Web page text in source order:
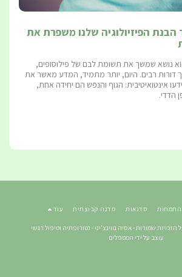
הבנת הפיזיולוגיה שלנו משפרת את
נושא שמשך את תשומת לבם של פילוסופים,
דורות רבים. היום, יותר מתמיד, המדע מאשר את
אינטואיטיבית: הגוף והנפש הם יחידה אחת,
הדדי.
התמחות סדנאות סדנה קבוצתית עוד
אסיה גווינצ'יני - נטורופתיה וטיפול רגשי
עוצב על ידי המטפלים